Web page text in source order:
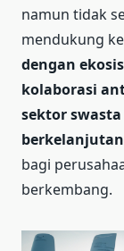
namun tidak
mendukung
dengan
kolaborasi
sektor
bagi
berkembang.